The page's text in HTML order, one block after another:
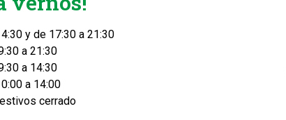
y de 17:30 a 21:30
a 21:30
a 14:30
a 14:00
cerrado